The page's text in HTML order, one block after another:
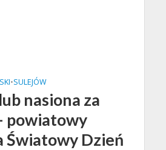
•SULEJÓW
nasiona za
powiatowy
Światowy Dzień